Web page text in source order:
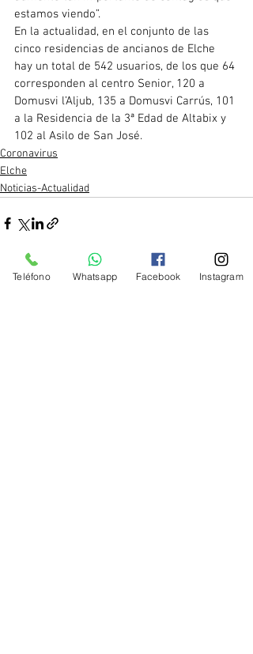
estamos viendo”.
En la actualidad, en el conjunto de las
cinco residencias de ancianos de Elche
hay un total de 542 usuarios, de los que 64
corresponden al centro Senior, 120 a
Domusvi l’Aljub, 135 a Domusvi Carrús, 101
a la Residencia de la 3ª Edad de Altabix y
102 al Asilo de San José.
Coronavirus
Elche
Noticias-Actualidad
Teléfono Whatsapp Facebook Instagram